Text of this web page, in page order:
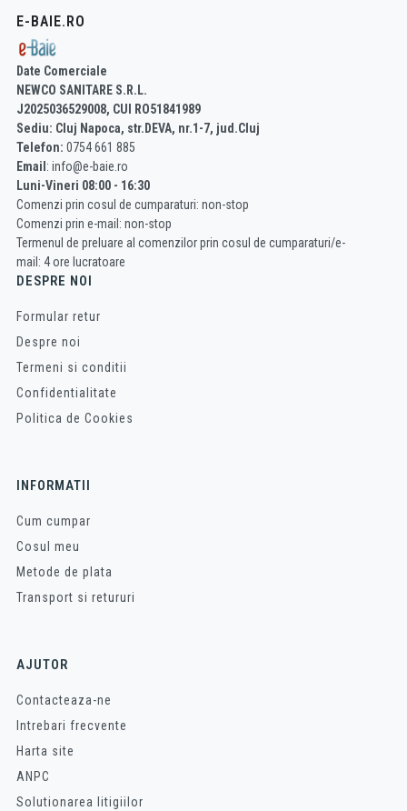
E-BAIE.RO
Date Comerciale
NEWCO SANITARE S.R.L.
J2025036529008, CUI RO51841989
Sediu: Cluj Napoca, str.DEVA, nr.1-7, jud.Cluj
Telefon: 0754 661 885
Email : info@e-baie.ro
Luni-Vineri 08:00 - 16:30
Comenzi prin cosul de cumparaturi: non-stop
Comenzi prin e-mail: non-stop
Termenul de preluare al comenzilor prin cosul de cumparaturi/e-
mail: 4 ore lucratoare
DESPRE NOI
Formular retur
Despre noi
Termeni si conditii
Confidentialitate
Politica de Cookies
INFORMATII
Cum cumpar
Cosul meu
Metode de plata
Transport si retururi
AJUTOR
Contacteaza-ne
Intrebari frecvente
Harta site
ANPC
Solutionarea litigiilor